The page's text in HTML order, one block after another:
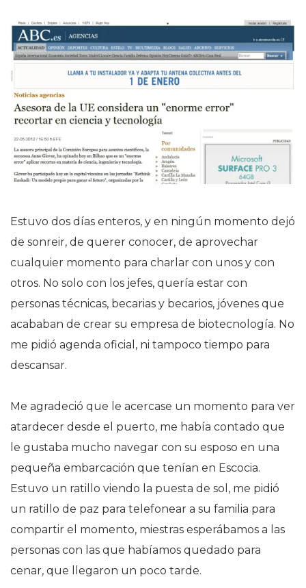
Estuvo dos días enteros, y en ningún momento dejó
de sonreir, de querer conocer, de aprovechar
cualquier momento para charlar con unos y con
otros. No solo con los jefes, quería estar con
personas técnicas, becarias y becarios, jóvenes que
acababan de crear su empresa de biotecnología. No
me pidió agenda oficial, ni tampoco tiempo para
descansar.
Me agradeció que le acercase un momento para ver
atardecer desde el puerto, me había contado que
le gustaba mucho navegar con su esposo en una
pequeña embarcación que tenían en Escocia.
Estuvo un ratillo viendo la puesta de sol, me pidió
un ratillo de paz para telefonear a su familia para
compartir el momento, miestras esperábamos a las
personas con las que habíamos quedado para
cenar, que llegaron un poco tarde.